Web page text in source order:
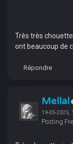
Très très
ont beaucoup de
Répondre
Mellal
19-05-2025,
Posting